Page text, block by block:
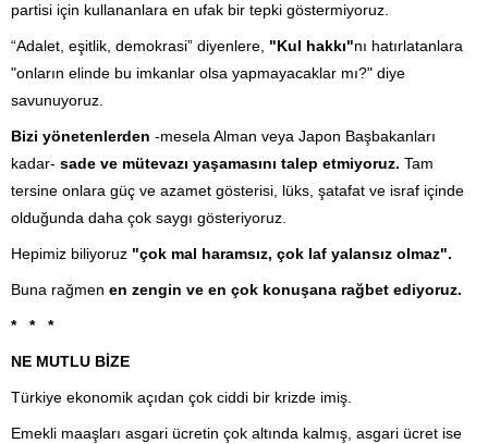
partisi için kullananlara en ufak bir tepki göstermiyoruz.
“Adalet, eşitlik, demokrasi” diyenlere, "Kul hakkı"nı hatırlatanlara
"onların elinde bu imkanlar olsa yapmayacaklar mı?" diye
savunuyoruz.
Bizi yönetenlerden -mesela Alman veya Japon Başbakanları
kadar- sade ve mütevazı yaşamasını talep etmiyoruz. Tam
tersine onlara güç ve azamet gösterisi, lüks, şatafat ve israf içinde
olduğunda daha çok saygı gösteriyoruz.
Hepimiz biliyoruz "çok mal haramsız, çok laf yalansız olmaz".
Buna rağmen en zengin ve en çok konuşana rağbet ediyoruz.
* * *
NE MUTLU BİZE
Türkiye ekonomik açıdan çok ciddi bir krizde imiş.
Emekli maaşları asgari ücretin çok altında kalmış, asgari ücret ise